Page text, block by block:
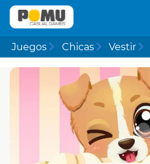
Juegos Chicas Vestir